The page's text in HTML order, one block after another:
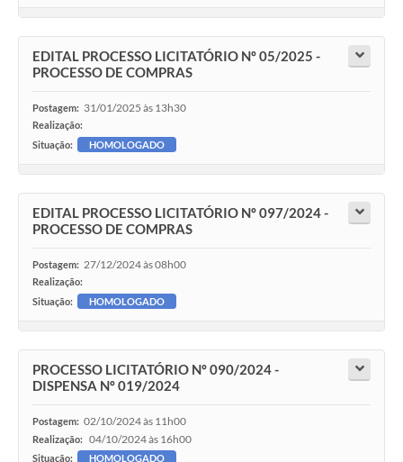
EDITAL PROCESSO LICITATÓRIO Nº 05/2025 -
PROCESSO DE COMPRAS
Postagem: 31/01/2025 às 13h30
Realização:
Situação:
HOMOLOGADO
EDITAL PROCESSO LICITATÓRIO Nº 097/2024 -
PROCESSO DE COMPRAS
Postagem: 27/12/2024 às 08h00
Realização:
Situação:
HOMOLOGADO
PROCESSO LICITATÓRIO Nº 090/2024 -
DISPENSA Nº 019/2024
Postagem: 02/10/2024 às 11h00
Realização: 04/10/2024 às 16h00
Situação: HOMOLOGADO